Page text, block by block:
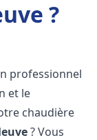
?
professionnel
et le
chaudière
? Vous